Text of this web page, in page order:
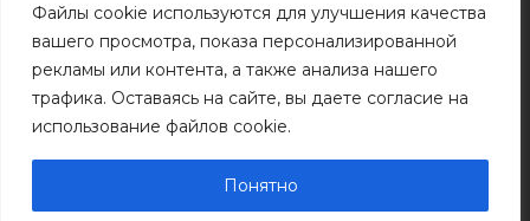
Файлы cookie используются для улучшения качества
вашего просмотра, показа персонализированной
рекламы или контента, а также анализа нашего
трафика. Оставаясь на сайте, вы даете согласие на
использование файлов cookie.
Понятно
Поиск
разрешения правообладателя.